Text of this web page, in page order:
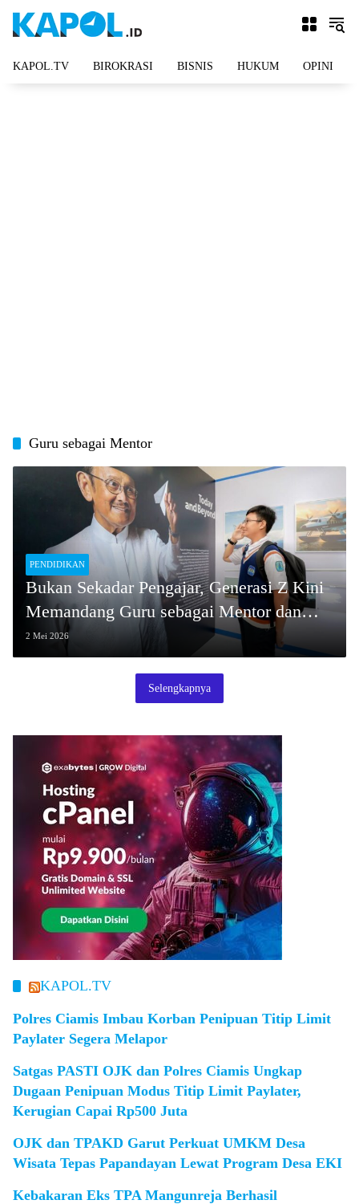
KAPOL.TV BIROKRASI BISNIS HUKUM OPINI
Guru sebagai Mentor
PENDIDIKAN
Bukan Sekadar Pengajar, Generasi Z Kini
Memandang Guru sebagai Mentor dan
Sahabat
2 Mei 2026
Selengkapnya
KAPOL.TV
Polres Ciamis Imbau Korban Penipuan Titip Limit
Paylater Segera Melapor
Satgas PASTI OJK dan Polres Ciamis Ungkap
Dugaan Penipuan Modus Titip Limit Paylater,
Kerugian Capai Rp500 Juta
OJK dan TPAKD Garut Perkuat UMKM Desa
Wisata Tepas Papandayan Lewat Program Desa EKI
Kebakaran Eks TPA Mangunreja Berhasil